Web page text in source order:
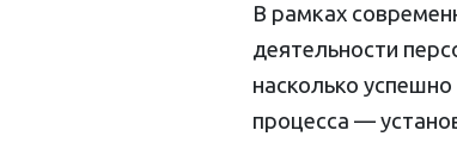
В рамках
деятельности
насколько
процесса —